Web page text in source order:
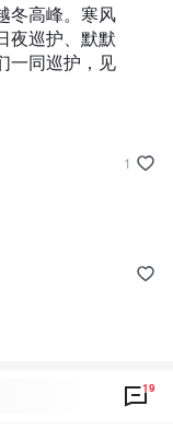
冬高峰。寒风
夜巡护、默默
一同巡护，见
1
19